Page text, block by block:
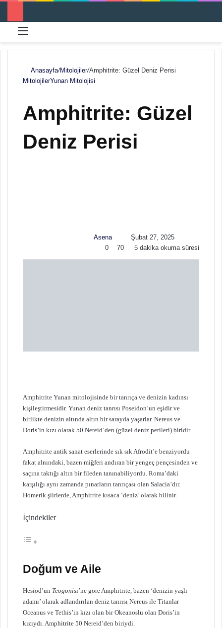
Anasayfa/Mitolojiler/Amphitrite: Güzel Deniz Perisi
MitolojilerYunan Mitolojisi
Amphitrite: Güzel
Deniz Perisi
Asena
n
X
o
t
e
Şubat 27, 2025
0
70 5 dakika okuma süresi
Amphitrite Yunan mitolojisinde bir tanrıça ve denizin kadınsı
kişileştirmesidir. Yunan deniz tanrısı Poseidon’un eşidir ve
birlikte denizin altında altın bir sarayda yaşarlar. Nereus ve
Doris’in kızı olarak 50 Nereid’den (güzel deniz perileri) biridir.
Amphitrite antik sanat eserlerinde sık sık Afrodit’e benziyordu
fakat alnındaki, bazen miğferi andıran bir yengeç pençesinden ve
saçına taktığı altın bir fileden tanınabiliyordu. Roma’daki
karşılığı aynı zamanda pınarların tanrıçası olan Salacia’dır.
Homerik şiirlerde, Amphitrite kısaca ‘deniz’ olarak bilinir.
İçindekiler
Doğum ve Aile
Hesiod’un Teogonisi’ne göre Amphitrite, bazen ‘denizin yaşlı
adamı’ olarak adlandırılan deniz tanrısı Nereus ile Titanlar
Oceanus ve Tethis’in kızı olan bir Okeanoslu olan Doris’in
kızıydı. Amphitrite 50 Nereid’den biriydi.